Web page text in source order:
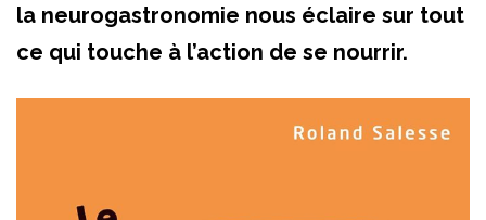
la neurogastronomie nous éclaire sur tout
ce qui touche à l’action de se nourrir.